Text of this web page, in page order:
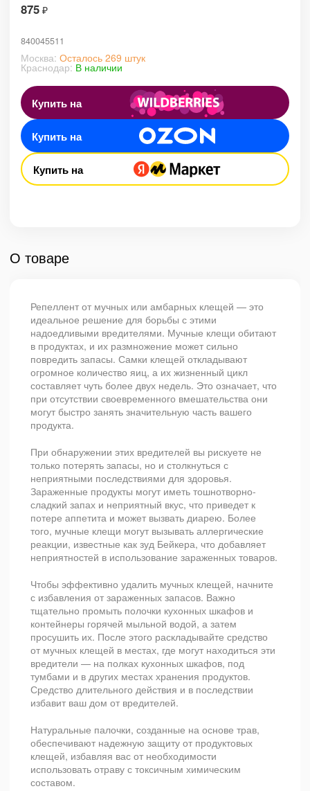
875 ₽
840045511
Москва: Осталось 269 штук
Краснодар: В наличии
Купить на
Купить на
Купить на
О товаре
Репеллент от мучных или амбарных клещей — это
идеальное решение для борьбы с этими
надоедливыми вредителями. Мучные клещи обитают
в продуктах, и их размножение может сильно
повредить запасы. Самки клещей откладывают
огромное количество яиц, а их жизненный цикл
составляет чуть более двух недель. Это означает, что
при отсутствии своевременного вмешательства они
могут быстро занять значительную часть вашего
продукта.
При обнаружении этих вредителей вы рискуете не
только потерять запасы, но и столкнуться с
неприятными последствиями для здоровья.
Зараженные продукты могут иметь тошнотворно-
сладкий запах и неприятный вкус, что приведет к
потере аппетита и может вызвать диарею. Более
того, мучные клещи могут вызывать аллергические
реакции, известные как зуд Бейкера, что добавляет
неприятностей в использование зараженных товаров.
Чтобы эффективно удалить мучных клещей, начните
с избавления от зараженных запасов. Важно
тщательно промыть полочки кухонных шкафов и
контейнеры горячей мыльной водой, а затем
просушить их. После этого раскладывайте средство
от мучных клещей в местах, где могут находиться эти
вредители — на полках кухонных шкафов, под
тумбами и в других местах хранения продуктов.
Средство длительного действия и в последствии
избавит ваш дом от вредителей.
Натуральные палочки, созданные на основе трав,
обеспечивают надежную защиту от продуктовых
клещей, избавляя вас от необходимости
использовать отраву с токсичным химическим
составом.